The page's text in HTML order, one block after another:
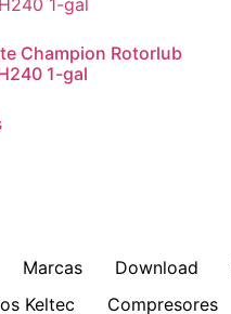
Champion Rotorlub
1-gal
Marcas Download
Keltec Compresores